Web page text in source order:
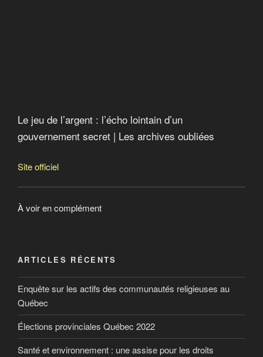
Le jeu de l’argent : l’écho lointain d’un
gouvernement secret | Les archives oubliées
Site officiel
À voir en complément
ARTICLES RÉCENTS
Enquête sur les actifs des communautés religieuses au
Québec
Élections provinciales Québec 2022
Santé et environnement : une assise pour les droits